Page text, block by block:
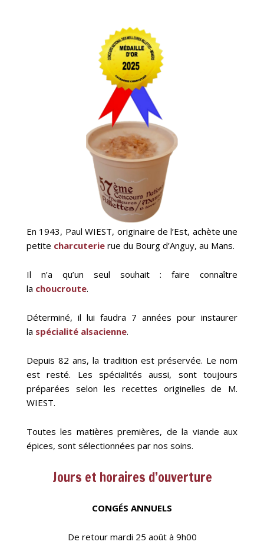
En 1943, Paul WIEST, originaire de l’Est, achète une
petite charcuterierue du Bourg d’Anguy, au Mans.
Il n’a qu’un seul souhait : faire connaître
la choucroute.
Déterminé, il lui faudra 7 années pour instaurer
la spécialité alsacienne.
Depuis 82 ans, la tradition est préservée. Le nom
est resté. Les spécialités aussi, sont toujours
préparées selon les recettes originelles de M.
WIEST.
Toutes les matières premières, de la viande aux
épices, sont sélectionnées par nos soins.
Jours et horaires d’ouverture
CONGÉS ANNUELS
De retour mardi 25 août à 9h00